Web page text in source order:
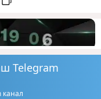
Telegram